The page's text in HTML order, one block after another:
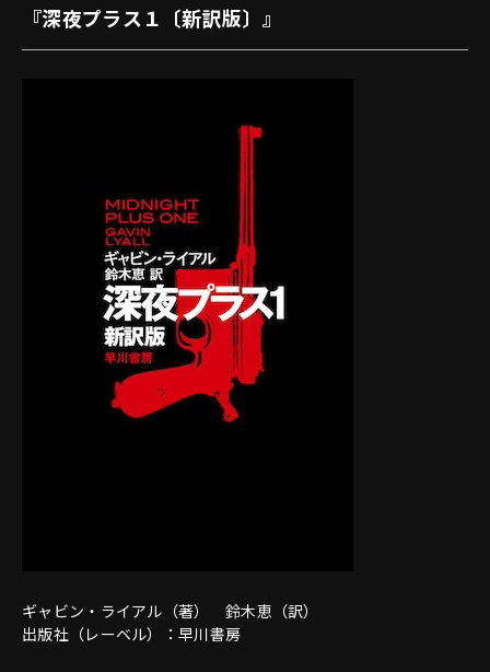
『深夜プラス１〔新訳版〕』
ギャビン・ライアル（著） 鈴木恵（訳）
出版社（レーベル）：早川書房